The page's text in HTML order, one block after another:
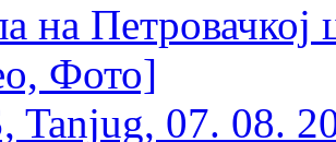
на Петровачкој
Фото]
Tanjug, 07. 08.